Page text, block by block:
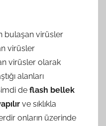
bulaşan virüsler
virüsler
virüsler olarak
alanları
de flash bellek
ve sıklıkla
onların üzerinde